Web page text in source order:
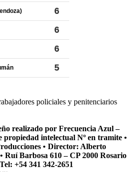
policiales y penitenciarios
realizado por Frecuencia Azul –
propiedad intelectual Nº en tramite •
• Director: Alberto
Ruí Barbosa 610 – CP 2000 Rosario
+54 341 342-2651